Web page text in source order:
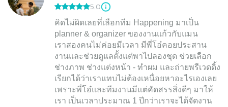
5.0
คิดไม่ผิดเลยที่เลือกทีม Happening มาเป็น
planner & organizer ของงานแก้วกับแมน
เราสองคนไม่ค่อยมีเวลา มีพี่โอ๋คอยประสาน
งานและช่วยดูแลตั้งแต่พาไปลองชุด ช่วยเลือก
ช่างภาพ ช่างแต่งหน้า - ทำผม และถ่ายพรีเวดดิ้ง
เรียกได้ว่าเราแทบไม่ต้องเหนื่อยหาอะไรเองเลย
เพราะพี่โอ๋และทีมงานมีแต่คัดสรรสิ่งดีๆ มาให้
เรา เป็นเวลาประมาณ 1 ปีกว่าเราจะได้จัดงาน